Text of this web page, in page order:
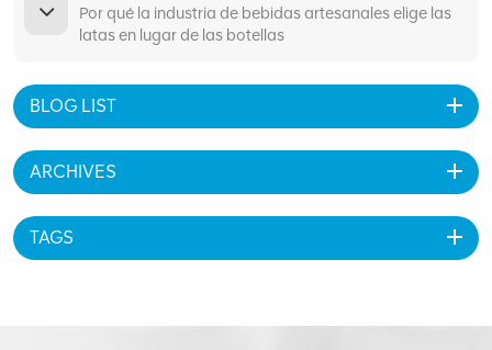
Por qué la industria de bebidas artesanales elige las
latas en lugar de las botellas
BLOG LIST
ARCHIVES
TAGS